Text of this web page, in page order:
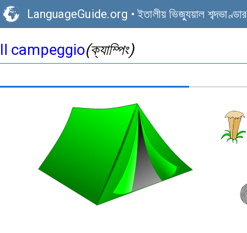
LanguageGuide.org •ইতালীয় ভিজ্যুয়াল শব্দভাণ্ডার
Il campeggio(ক্যাম্পিং)